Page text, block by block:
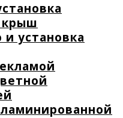
установка